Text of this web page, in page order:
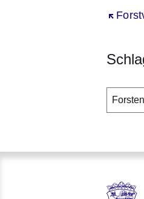
Öffnet
Forsten